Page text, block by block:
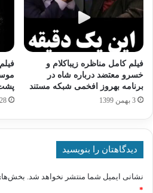
فیلم کامل مناظره زیباکلام و
خسرو معتضد درباره شاه در
برنامه بهروز افخمی شبکه مستند
3 بهمن 1399 28 آبان 1404
دیدگاهتان را بنویسید
نشانی ایمیل شما منتشر نخواهد شد.
*